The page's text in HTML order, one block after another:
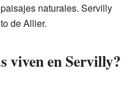
naturales. Servilly
de Allier.
viven en Servilly?